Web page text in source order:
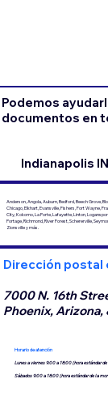
Podemos
documentos en
Indianapolis
Anderson, Angola, Auburn, Bedford, Beech Grove,
Chicago, Elkhart, Evansville, Fishers, Fort Wayne,
City, Kokomo, La Porte, Lafayette, Linton,
Portage, Richmond, River Forest, Schererville,
Zionsville y más.
Dirección postal
7000 N. 16th
Phoenix, Arizona,
Horario de atención
Lunes a viernes 9:00 a 18:00 (hora estándar
Sábados 9:00 a 18:00 (hora estándar de la